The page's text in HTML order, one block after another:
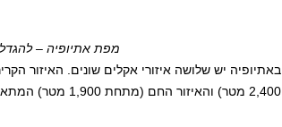
מפת אתיופיה –
2,400 מטר) והאיזור החם (מתחת 1,900 מטר) המתאפיין במזג אויר לח וטרופי).